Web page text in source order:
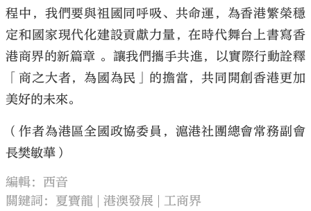
程中，我們要與祖國同呼吸、共命運，為香港繁榮穩
定和國家現代化建設貢獻力量，在時代舞台上書寫香
港商界的新篇章 。讓我們攜手共進，以實際行動詮釋
「商之大者，為國為民」的擔當，共同開創香港更加
美好的未來。
（作者為港區全國政協委員，滬港社團總會常務副會
長樊敏華）
編輯：西音
關鍵詞： 夏寶龍 港澳發展 工商界